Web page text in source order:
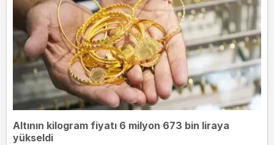
Altının kilogram fiyatı 6 milyon 673 bin liraya
yükseldi